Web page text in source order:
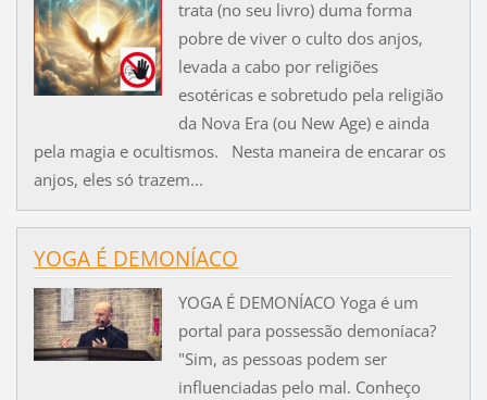
trata (no seu livro) duma forma
pobre de viver o culto dos anjos,
levada a cabo por religiões
esotéricas e sobretudo pela religião
da Nova Era (ou New Age) e ainda
pela magia e ocultismos. Nesta maneira de encarar os
anjos, eles só trazem...
YOGA É DEMONÍACO
YOGA É DEMONÍACO Yoga é um
portal para possessão demoníaca?
"Sim, as pessoas podem ser
influenciadas pelo mal. Conheço